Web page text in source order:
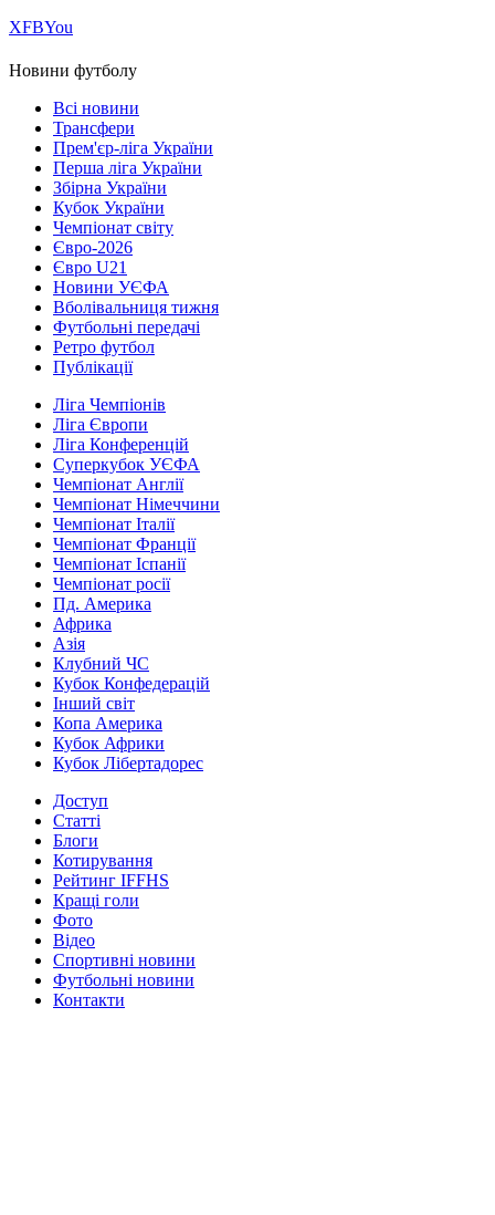
ХFBYou
Новини футболу
Всі новини
Трансфери
Прем'єр-ліга України
Перша ліга України
Збірна України
Кубок України
Чемпіонат світу
Євро-2026
Євро U21
Новини УЄФА
Вболівальниця тижня
Футбольні передачі
Ретро футбол
Публікації
Ліга Чемпіонів
Ліга Європи
Ліга Конференцій
Суперкубок УЄФА
Чемпіонат Англії
Чемпіонат Німеччини
Чемпіонат Італії
Чемпіонат Франції
Чемпіонат Іспанії
Чемпіонат росії
Пд. Америка
Африка
Азія
Клубний ЧС
Кубок Конфедерацій
Інший світ
Копа Америка
Кубок Африки
Кубок Лібертадорес
Доступ
Статті
Блоги
Котирування
Рейтинг IFFHS
Кращі голи
Фото
Відео
Спортивні новини
Футбольні новини
Контакти